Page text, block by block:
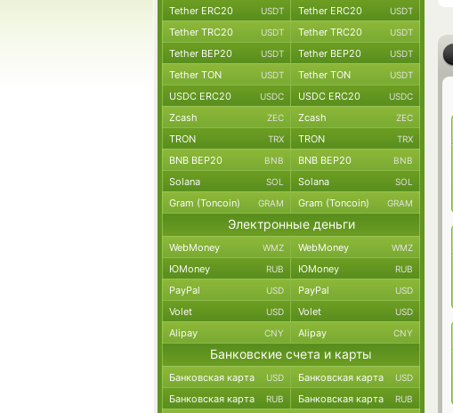
Tether ERC20 USDT Tether ERC20 USDT
Tether TRC20 USDT Tether TRC20 USDT
Tether BEP20 USDT Tether BEP20 USDT
Tether TON USDT Tether TON USDT
USDC ERC20 USDC USDC ERC20 USDC
Zcash ZEC Zcash ZEC
TRON TRX TRON TRX
BNB BEP20 BNB BNB BEP20 BNB
Solana SOL Solana SOL
Gram (Toncoin) GRAM Gram (Toncoin) GRAM
Электронные деньги
WebMoney WMZ WebMoney WMZ
ЮMoney RUB ЮMoney RUB
PayPal USD PayPal USD
Volet USD Volet USD
Alipay CNY Alipay CNY
Банковские счета и карты
Банковская карта USD Банковская карта USD
Банковская карта RUB Банковская карта RUB